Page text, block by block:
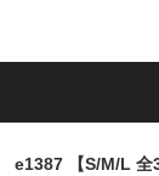
e1387 【S/M/L